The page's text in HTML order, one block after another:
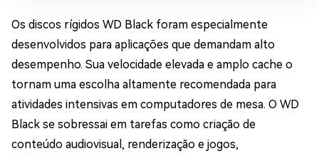
Os discos rígidos WD Black foram especialmente
desenvolvidos para aplicações que demandam alto
desempenho. Sua velocidade elevada e amplo cache o
tornam uma escolha altamente recomendada para
atividades intensivas em computadores de mesa. O WD
Black se sobressai em tarefas como criação de
conteúdo audiovisual, renderização e jogos,